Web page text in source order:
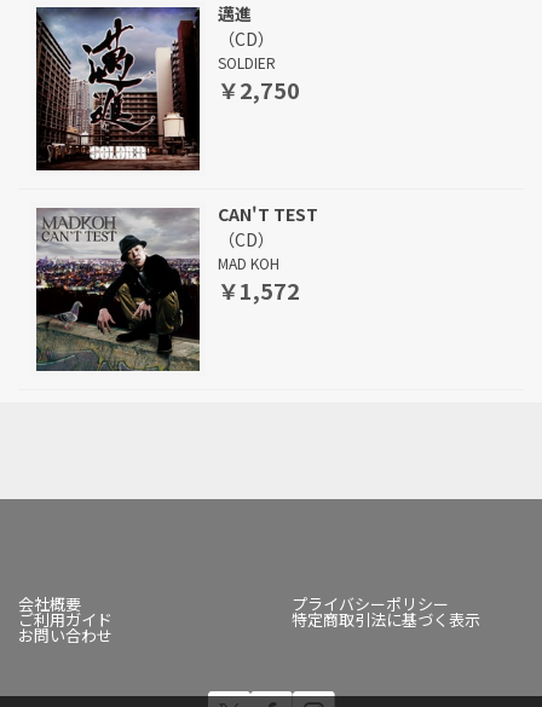
邁進
（CD）
SOLDIER
￥2,750
CAN'T TEST
（CD）
MAD KOH
￥1,572
会社概要 プライバシーポリシー
ご利用ガイド 特定商取引法に基づく表示
お問い合わせ